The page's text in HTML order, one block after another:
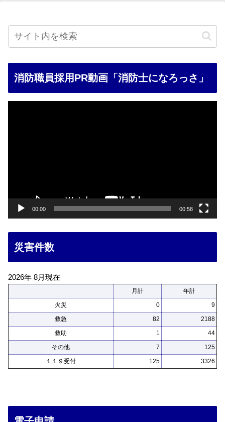
消防職員採用PR動画「消防士になろっさ」
00:00 00:58
災害件数
2026年 8月現在
月計
年計
火災
0
9
救急
82
2188
救助
1
44
その他
7
125
１１９受付
125 3326